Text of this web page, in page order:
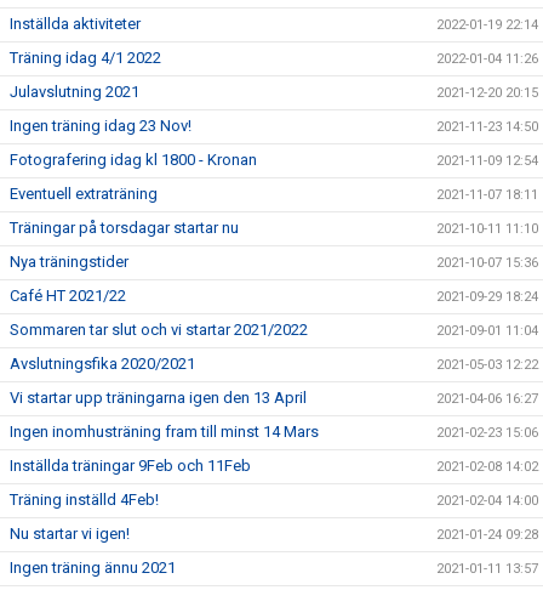
Inställda aktiviteter 2022-01-19 22:14
Träning idag 4/1 2022 2022-01-04 11:26
Julavslutning 2021 2021-12-20 20:15
Ingen träning idag 23 Nov! 2021-11-23 14:50
Fotografering idag kl 1800 - Kronan 2021-11-09 12:54
Eventuell extraträning 2021-11-07 18:11
Träningar på torsdagar startar nu 2021-10-11 11:10
Nya träningstider 2021-10-07 15:36
Café HT 2021/22 2021-09-29 18:24
Sommaren tar slut och vi startar 2021/2022 2021-09-01 11:04
Avslutningsfika 2020/2021 2021-05-03 12:22
Vi startar upp träningarna igen den 13 April 2021-04-06 16:27
Ingen inomhusträning fram till minst 14 Mars 2021-02-23 15:06
Inställda träningar 9Feb och 11Feb 2021-02-08 14:02
Träning inställd 4Feb! 2021-02-04 14:00
Nu startar vi igen! 2021-01-24 09:28
Ingen träning ännu 2021 2021-01-11 13:57